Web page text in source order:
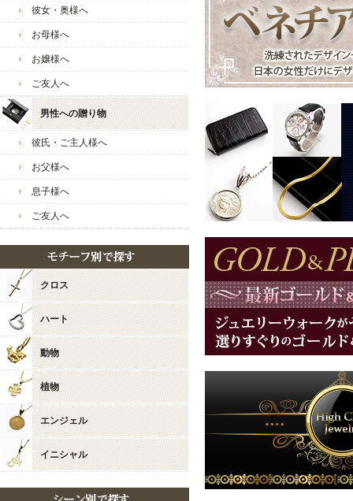
2024/1/23
・誕生
イネ
2024/1/23
・もう
う！「
後、す
2023/12/26
・誰で
OFFの
2023/12/26
・あな
ーに
2023/12/19
・期間
なりま
2023/12/5
・人気
2023/11/28
・本店
2023/11/14
・最
ンテ
2023/11/7
・新規
ンペ
2023/10/31
・資産
レスが
・この
ウォー
2023/10/24
・この
「ジュ
ご満足いただくことができ
ありがとうございます。
ペンダントトップによって
チェーンの長さを変える
多くの楽しみ方ができるス
新商品も多数ご用意してお
まい様のまたのご利用スタ
今後とも宜しくお願い致し
ジュエリーウォーク心斎橋
お店からのコメント
彼女・奥様へ
お母様へ
お嬢様へ
ご友人へ
男性への贈り物
彼氏・ご主人様へ
お父様へ
息子様へ
ご友人へ
クロス
ハート
動物
植物
エンジェル
イニシャル